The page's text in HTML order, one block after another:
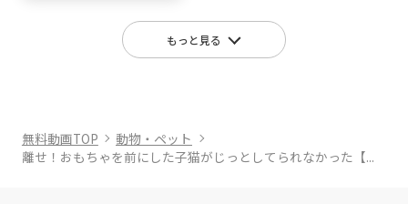
もっと見る
無料動画TOP
動物・ペット
離せ！おもちゃを前にした子猫がじっとしてられなかった【...